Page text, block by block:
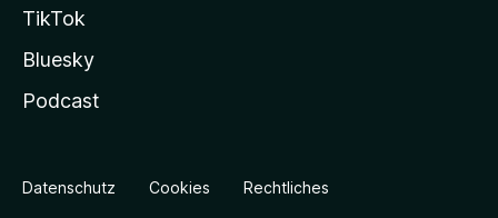
TikTok
Bluesky
Podcast
Datenschutz Cookies Rechtliches